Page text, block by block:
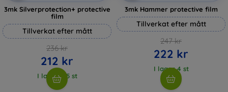
3mk Silverprotection+ protective
film
Tillverkat efter mått
236 kr
212 kr
I lager > 5 st
3mk Hammer protective film
Tillverkat efter mått
247 kr
222 kr
I lager 4 st